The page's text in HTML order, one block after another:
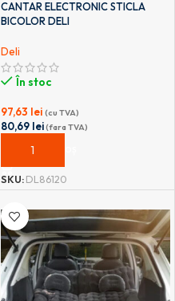
CANTAR ELECTRONIC STICLA
BICOLOR DELI
Deli
În stoc
97,63 lei (cu TVA)
80,69 lei(fara TVA)
ADAUGĂ ÎN COȘ
SKU:DL86120